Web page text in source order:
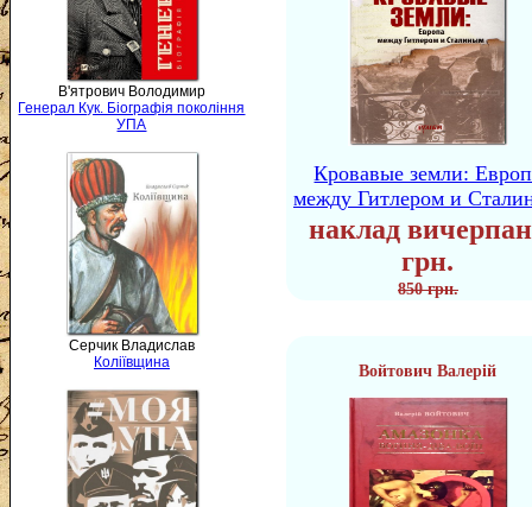
В'ятрович Володимир
Генерал Кук. Біографія покоління
УПА
Серчик Владислав
Коліївщина
Кровавые земли:
между Гитлером и
наклад
грн.
850 грн.
Войтович Валерій